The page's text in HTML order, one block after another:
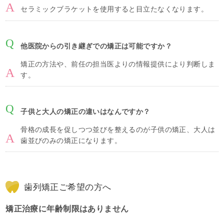
セラミックブラケットを使用すると目立たなくなります。
他医院からの引き継ぎでの矯正は可能ですか？
矯正の方法や、前任の担当医よりの情報提供により判断しま
す。
子供と大人の矯正の違いはなんですか？
骨格の成長を促しつつ並びを整えるのが子供の矯正、大人は
歯並びのみの矯正になります。
歯列矯正ご希望の方へ
矯正治療に年齢制限はありません